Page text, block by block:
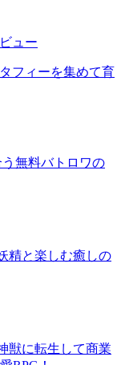
フィーを集めて育
無料バトロワの
精と楽しむ癒しの
獣に転生して商業